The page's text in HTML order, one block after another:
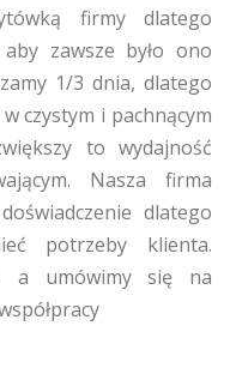
firmy dlatego
zawsze było ono
1/3 dnia, dlatego
czystym i pachnącym
to wydajność
Nasza firma
dlatego
potrzeby klienta.
a umówimy się na